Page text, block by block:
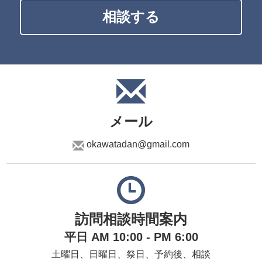
相談する
メール
okawatadan@gmail.com
訪問相談時間案内
平日 AM 10:00 - PM 6:00
土曜日、日曜日、祭日、予約後、相談